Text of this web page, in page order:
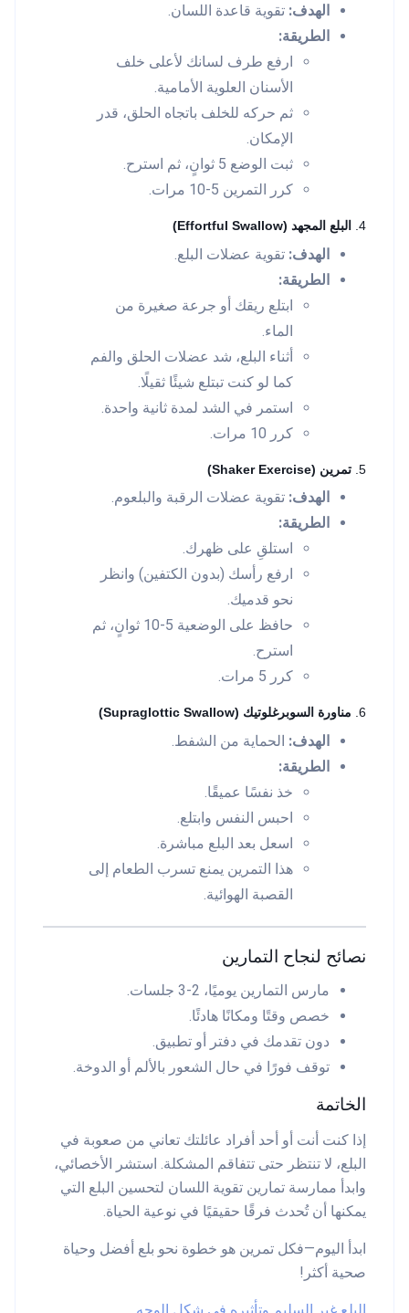
الهدف: تقوية قاعدة اللسان.
الطريقة:
ارفع طرف لسانك لأعلى خلف
الأسنان العلوية الأمامية.
ثم حركه للخلف باتجاه الحلق، قدر
الإمكان.
ثبت الوضع 5 ثوانٍ، ثم استرح.
كرر التمرين 5-10 مرات.
4. البلع المجهد (Effortful Swallow)
الهدف: تقوية عضلات البلع.
الطريقة:
ابتلع ريقك أو جرعة صغيرة من
الماء.
أثناء البلع، شد عضلات الحلق والفم
كما لو كنت تبتلع شيئًا ثقيلًا.
استمر في الشد لمدة ثانية واحدة.
كرر 10 مرات.
5. تمرين (Shaker Exercise)
الهدف: تقوية عضلات الرقبة والبلعوم.
الطريقة:
استلقِ على ظهرك.
ارفع رأسك (بدون الكتفين) وانظر
نحو قدميك.
حافظ على الوضعية 5-10 ثوانٍ، ثم
استرح.
كرر 5 مرات.
6. مناورة السوبرغلوتيك (Supraglottic Swallow)
الهدف: الحماية من الشفط.
الطريقة:
خذ نفسًا عميقًا.
احبس النفس وابتلع.
اسعل بعد البلع مباشرة.
هذا التمرين يمنع تسرب الطعام إلى
القصبة الهوائية.
نصائح لنجاح التمارين
مارس التمارين يوميًا، 2-3 جلسات.
خصص وقتًا ومكانًا هادئًا.
دون تقدمك في دفتر أو تطبيق.
توقف فورًا في حال الشعور بالألم أو الدوخة.
الخاتمة
إذا كنت أنت أو أحد أفراد عائلتك تعاني من صعوبة في
البلع، لا تنتظر حتى تتفاقم المشكلة. استشر الأخصائي،
وابدأ ممارسة تمارين تقوية اللسان لتحسين البلع التي
يمكنها أن تُحدث فرقًا حقيقيًا في نوعية الحياة.
ابدأ اليوم—فكل تمرين هو خطوة نحو بلع أفضل وحياة
صحية أكثر!